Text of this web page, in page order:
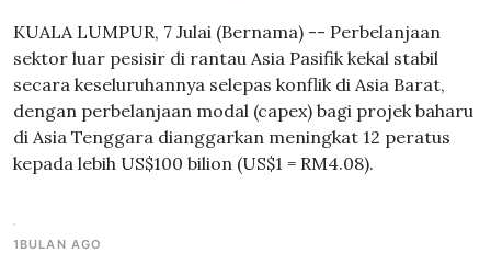
KUALA LUMPUR, 7 Julai (Bernama) -- Perbelanjaan
sektor luar pesisir di rantau Asia Pasifik kekal stabil
secara keseluruhannya selepas konflik di Asia Barat,
dengan perbelanjaan modal (capex) bagi projek baharu
di Asia Tenggara dianggarkan meningkat 12 peratus
kepada lebih US$100 bilion (US$1 = RM4.08).
1BULAN AGO